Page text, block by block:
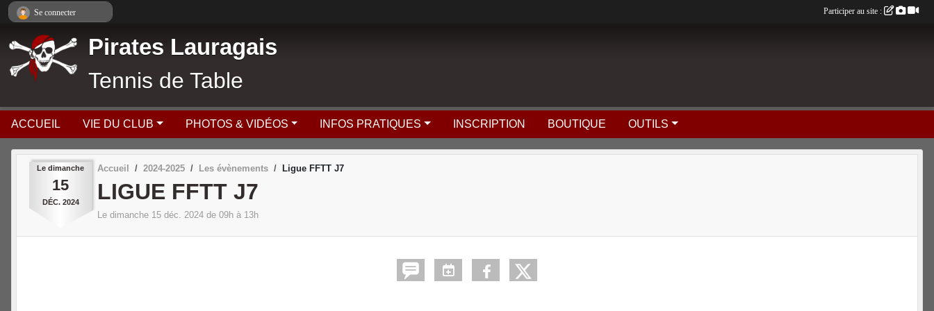
Pirates Lauragais
Tennis de Table
ACCUEIL VIE DU CLUB PHOTOS & VIDÉOS INFOS PRATIQUES INSCRIPTION BOUTIQUE OUTILS
Le dimanche
15
DÉC. 2024
Accueil 2024-2025 Les évènements Ligue FFTT J7
LIGUE FFTT J7
Le dimanche 15 déc. 2024 de 09h à 13h
Se connecter Participer au site :
Panneau de gestion des cookies